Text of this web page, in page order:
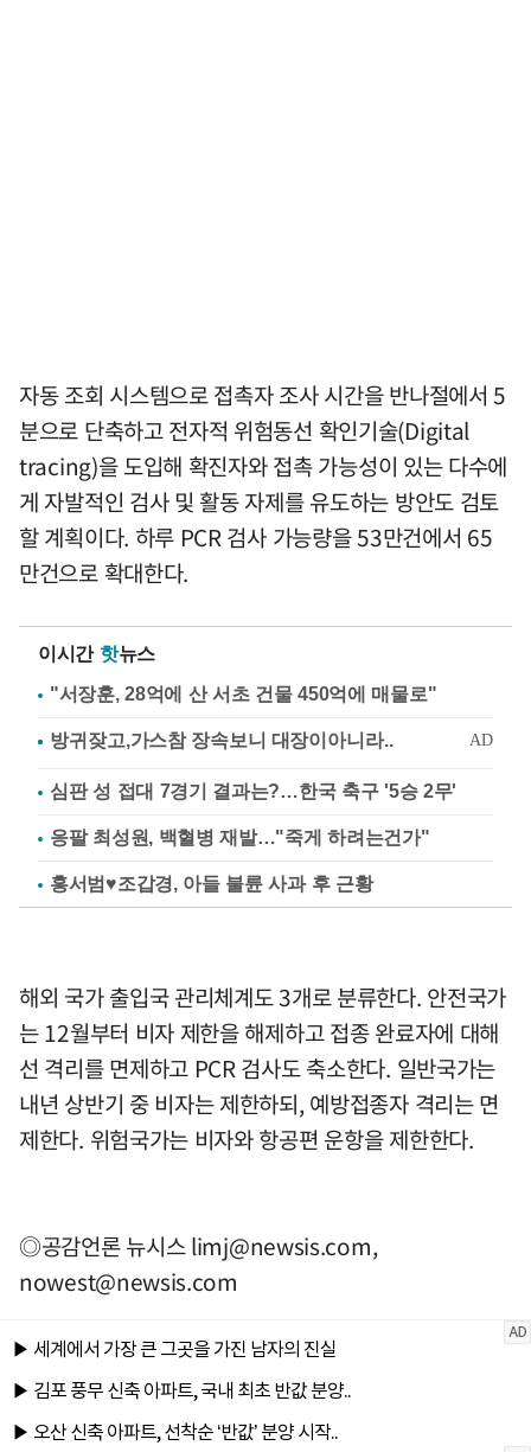
자동 조회 시스템으로 접촉자 조사 시간을 반나절에서 5
분으로 단축하고 전자적 위험동선 확인기술(Digital
tracing)을 도입해 확진자와 접촉 가능성이 있는 다수에
게 자발적인 검사 및 활동 자제를 유도하는 방안도 검토
할 계획이다. 하루 PCR 검사 가능량을 53만건에서 65
만건으로 확대한다.
이시간 핫뉴스
"서장훈, 28억에 산 서초 건물 450억에 매물로"
심판 성 접대 7경기 결과는?…한국 축구 '5승 2무'
응팔 최성원, 백혈병 재발…"죽게 하려는건가"
홍서범♥조갑경, 아들 불륜 사과 후 근황
해외 국가 출입국 관리체계도 3개로 분류한다. 안전국가
는 12월부터 비자 제한을 해제하고 접종 완료자에 대해
선 격리를 면제하고 PCR 검사도 축소한다. 일반국가는
내년 상반기 중 비자는 제한하되, 예방접종자 격리는 면
제한다. 위험국가는 비자와 항공편 운항을 제한한다.
◎공감언론 뉴시스limj@newsis.com,
nowest@newsis.com